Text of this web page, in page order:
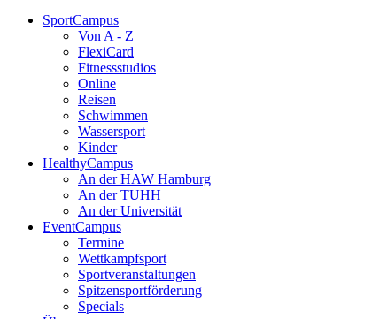
SportCampus
Von A - Z
FlexiCard
Fitnessstudios
Online
Reisen
Schwimmen
Wassersport
Kinder
HealthyCampus
An der HAW Hamburg
An der TUHH
An der Universität
EventCampus
Termine
Wettkampfsport
Sportveranstaltungen
Spitzensportförderung
Specials